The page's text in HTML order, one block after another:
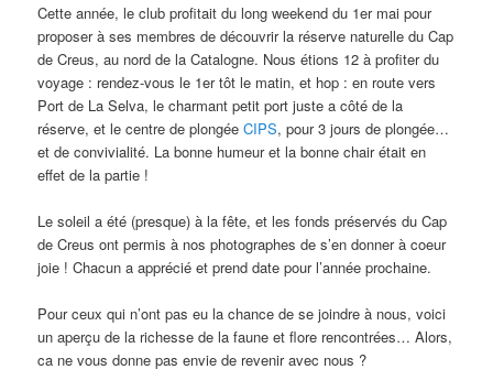
Cette année, le club profitait du long weekend du 1er mai pour
proposer à ses membres de découvrir la réserve naturelle du Cap
de Creus, au nord de la Catalogne. Nous étions 12 à profiter du
voyage : rendez-vous le 1er tôt le matin, et hop : en route vers
Port de La Selva, le charmant petit port juste a côté de la
réserve, et le centre de plongéeCIPS, pour 3 jours de plongée…
et de convivialité. La bonne humeur et la bonne chair était en
effet de la partie !
Le soleil a été (presque) à la fête, et les fonds préservés du Cap
de Creus ont permis à nos photographes de s’en donner à coeur
joie ! Chacun a apprécié et prend date pour l’année prochaine.
Pour ceux qui n’ont pas eu la chance de se joindre à nous, voici
un aperçu de la richesse de la faune et flore rencontrées… Alors,
ca ne vous donne pas envie de revenir avec nous ?